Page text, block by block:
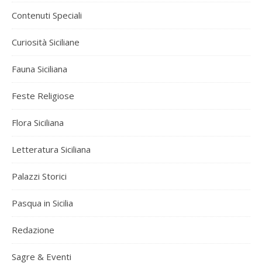
Contenuti Speciali
Curiosità Siciliane
Fauna Siciliana
Feste Religiose
Flora Siciliana
Letteratura Siciliana
Palazzi Storici
Pasqua in Sicilia
Redazione
Sagre & Eventi